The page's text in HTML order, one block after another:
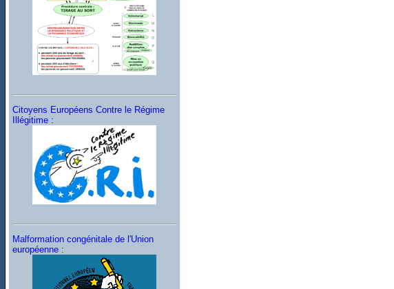
Citoyens Européens Contre le Régime
Illégitime :
Malformation congénitale de l'Union
européenne :